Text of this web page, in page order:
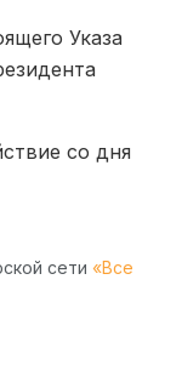
Указа
со дня
сети «Все